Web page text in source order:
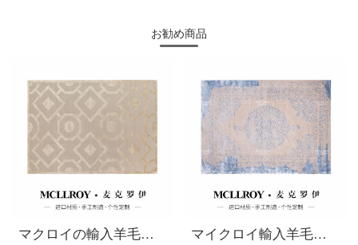
お勧め商品
マクロイの輸入羊毛とシルクの後、近代的な軽い贅沢な絨毯のベージュ北欧のアメリカン幾何純色のリビングルームのソファーのお茶の絨毯の書斎のベッドルームのベッドのベッドルームのじゅうたんはいっぱいにカスタムJ 329-2を敷いています。
マイクロイ輸入羊毛アメリカ式軽贅沢後、現代簡単にヨーロッパ式ハイエンドフランス式のリビングルームのソファーのティーテーブルのベッドルームのカーペット手作りオーダーメイドプラスシルクカーペットG 017【優良輸入羊毛プラスシルク】3000 MM*40000 MM